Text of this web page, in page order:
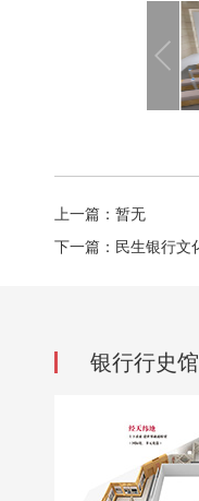
上一篇：暂无
下一篇：民生银行文
银行行史